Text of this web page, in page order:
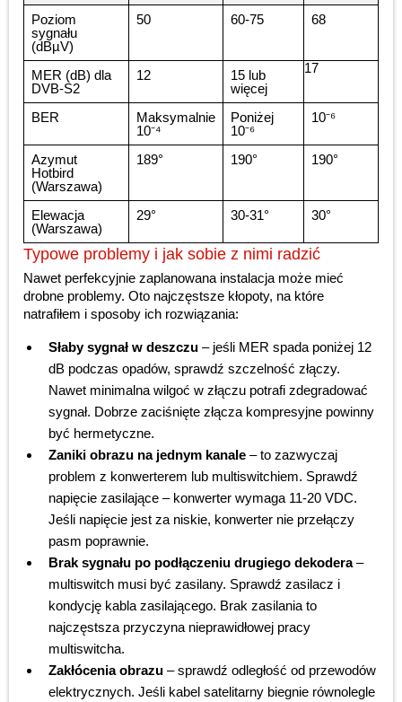
Poziom
sygnału
(dBµV)
50 60-75 68
MER (dB) dla
DVB-S2
12
15 lub
więcej
17
BER
Maksymalnie
10⁻⁴
Poniżej
10⁻⁶
10⁻⁶
Azymut
Hotbird
(Warszawa)
189° 190° 190°
Elewacja
(Warszawa)
29° 30-31° 30°
Typowe problemy i jak sobie z nimi radzić
Nawet perfekcyjnie zaplanowana instalacja może mieć
drobne problemy. Oto najczęstsze kłopoty, na które
natrafiłem i sposoby ich rozwiązania:
Słaby sygnał w deszczu– jeśli MER spada poniżej 12
dB podczas opadów, sprawdź szczelność złączy.
Nawet minimalna wilgoć w złączu potrafi zdegradować
sygnał. Dobrze zaciśnięte złącza kompresyjne powinny
być hermetyczne.
Zaniki obrazu na jednym kanale– to zazwyczaj
problem z konwerterem lub multiswitchiem. Sprawdź
napięcie zasilające – konwerter wymaga 11-20 VDC.
Jeśli napięcie jest za niskie, konwerter nie przełączy
pasm poprawnie.
Brak sygnału po podłączeniu drugiego dekodera–
multiswitch musi być zasilany. Sprawdź zasilacz i
kondycję kabla zasilającego. Brak zasilania to
najczęstsza przyczyna nieprawidłowej pracy
multiswitcha.
Zakłócenia obrazu– sprawdź odległość od przewodów
elektrycznych. Jeśli kabel satelitarny biegnie równolegle